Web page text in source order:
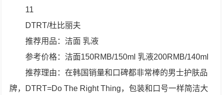
11
DTRT/杜比丽夫
推荐用品：洁面 乳液
参考价格：洁面150RMB/150ml 乳液200RMB/140ml
推荐理由：在韩国销量和口碑都非常棒的男士护肤品
牌，DTRT=Do The Right Thing，包装和口号一样简洁大